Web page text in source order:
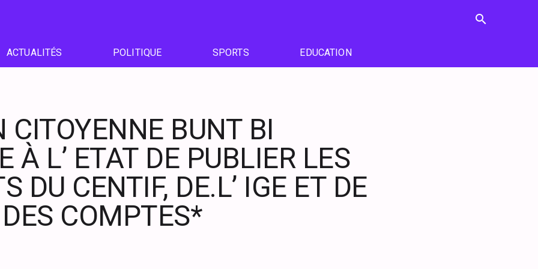
search
ACTUALITÉS POLITIQUE SPORTS EDUCATION
CITOYENNE BUNT BI
À L’ ETAT DE PUBLIER LES
DU CENTIF, DE.L’ IGE ET DE
COMPTES*